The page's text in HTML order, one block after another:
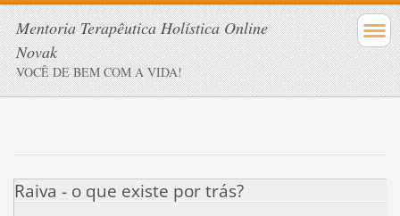
Mentoria Terapêutica Holística Online
Novak
VOCÊ DE BEM COM A VIDA!
Raiva - o que existe por trás?